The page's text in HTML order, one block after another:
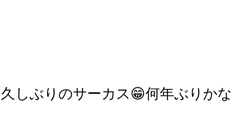
久しぶりのサーカス😁何年ぶりかな